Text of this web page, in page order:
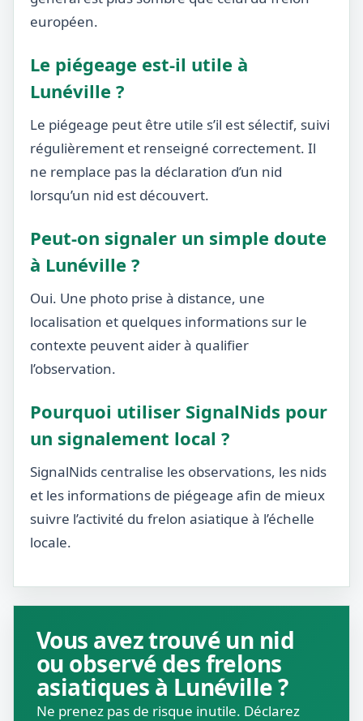
européen.
Le piégeage est-il utile à
Lunéville ?
Le piégeage peut être utile s’il est sélectif, suivi
régulièrement et renseigné correctement. Il
ne remplace pas la déclaration d’un nid
lorsqu’un nid est découvert.
Peut-on signaler un simple doute
à Lunéville ?
Oui. Une photo prise à distance, une
localisation et quelques informations sur le
contexte peuvent aider à qualifier
l’observation.
Pourquoi utiliser SignalNids pour
un signalement local ?
SignalNids centralise les observations, les nids
et les informations de piégeage afin de mieux
suivre l’activité du frelon asiatique à l’échelle
locale.
Vous avez trouvé un nid
ou observé des frelons
asiatiques à Lunéville ?
Ne prenez pas de risque inutile. Déclarez